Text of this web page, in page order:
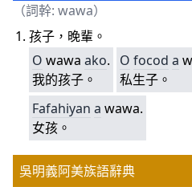
（詞幹: wawa）
孩子，晚輩。
O wawa ako.
我的孩子。
O focod a
私生子。
Fafahiyan a wawa.
女孩。
吳明義阿美族語辭典